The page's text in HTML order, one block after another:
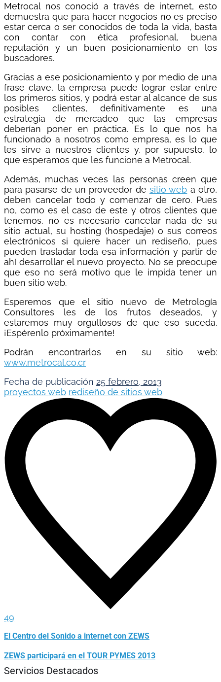
Metrocal nos conoció a través de internet, esto
demuestra que para hacer negocios no es preciso
estar cerca o ser conocidos de toda la vida, basta
con contar con ética profesional, buena
reputación y un buen posicionamiento en los
buscadores.
Gracias a ese posicionamiento y por medio de una
frase clave, la empresa puede lograr estar entre
los primeros sitios, y podrá estar al alcance de sus
posibles clientes, definitivamente es una
estrategia de mercadeo que las empresas
deberían poner en práctica. Es lo que nos ha
funcionado a nosotros como empresa, es lo que
les sirve a nuestros clientes y, por supuesto, lo
que esperamos que les funcione a Metrocal.
Además, muchas veces las personas creen que
para pasarse de un proveedor de sitio web a otro,
deben cancelar todo y comenzar de cero. Pues
no, como es el caso de este y otros clientes que
tenemos, no es necesario cancelar nada de su
sitio actual, su hosting (hospedaje) o sus correos
electrónicos si quiere hacer un rediseño, pues
pueden trasladar toda esa información y partir de
ahí desarrollar el nuevo proyecto. No se preocupe
que eso no será motivo que le impida tener un
buen sitio web.
Esperemos que el sitio nuevo de Metrología
Consultores les de los frutos deseados, y
estaremos muy orgullosos de que eso suceda.
¡Espérenlo próximamente!
Podrán encontrarlos en su sitio web:
www.metrocal.co.cr
Fecha de publicación 25 febrero, 2013
proyectos web rediseño de sitios web
49
El Centro del Sonido a internet con ZEWS
ZEWS participará en el TOUR PYMES 2013
Servicios Destacados